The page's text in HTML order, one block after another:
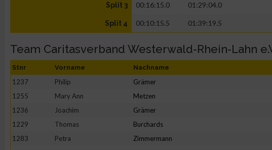
Split 3 00:16:15.0 01:29:04.0
Split 4 00:10:15.5 01:39:19.5
Team Caritasverband Westerwald-Rhein-Lahn
Stnr Vorname Nachname
1237 Philip Grämer
1255
Mary Ann Metzen
1236
Joachim Grämer
1229
Thomas Burchards
1283
Petra Zimmermann